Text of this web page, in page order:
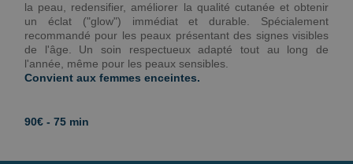
la peau, redensifier, améliorer la qualité cutanée et obtenir
un éclat ("glow") immédiat et durable. Spécialement
recommandé pour les peaux présentant des signes visibles
de l'âge. Un soin respectueux adapté tout au long de
l'année, même pour les peaux sensibles.
Convient aux femmes enceintes.
90€ - 75 min